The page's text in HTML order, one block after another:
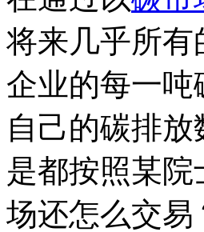
将来几乎所
企业的每一
自己的碳排
是都按照某
场还怎么交易